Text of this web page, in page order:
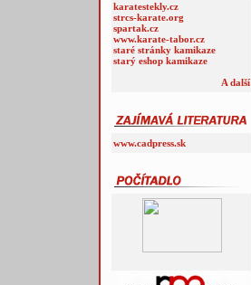
karatestekly.cz
strcs-karate.org
spartak.cz
www.karate-tabor.cz
staré stránky kamikaze
starý eshop kamikaze
A další
www.cadpress.sk